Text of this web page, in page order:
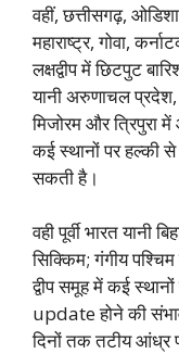
वहीं, छत्तीसगढ़,
महाराष्ट्र, गोवा,
लक्षद्वीप में छिटपुट
यानी अरुणाचल
मिजोरम और त्रिपुरा
कई स्थानों पर हल्की से
सकती है।
वही पूर्वी भारत यानी
सिक्किम; गंगीय
द्वीप समूह में कई
update होने की
दिनों तक तटीय आंध्र